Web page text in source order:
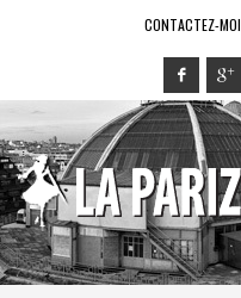
CONTACTEZ-MOI